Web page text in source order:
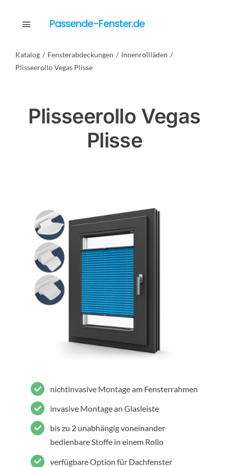
Toggle
Anfrage
Passende-Fenster.de
Katalog Fensterabdeckungen
Innenrollläden
Plisseerollo Vegas Plisse
Plisseerollo Vegas
Plisse
nichtinvasive Montage am Fensterrahmen
invasive Montage an Glasleiste
bis zu 2 unabhängig voneinander
bedienbare Stoffe in einem Rollo
verfügbare Option für Dachfenster